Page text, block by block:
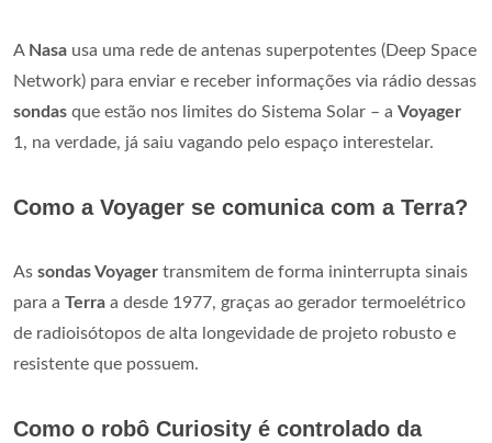
A Nasa usa uma rede de antenas superpotentes (Deep Space
Network) para enviar e receber informações via rádio dessas
sondas que estão nos limites do Sistema Solar – a Voyager
1, na verdade, já saiu vagando pelo espaço interestelar.
Como a Voyager se comunica com a Terra?
As sondas Voyager transmitem de forma ininterrupta sinais
para a Terra a desde 1977, graças ao gerador termoelétrico
de radioisótopos de alta longevidade de projeto robusto e
resistente que possuem.
Como o robô Curiosity é controlado da